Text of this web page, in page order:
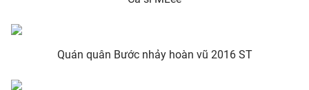
VTV Sức khoẻ
Quán quân Bước nhảy hoàn vũ 2016 ST